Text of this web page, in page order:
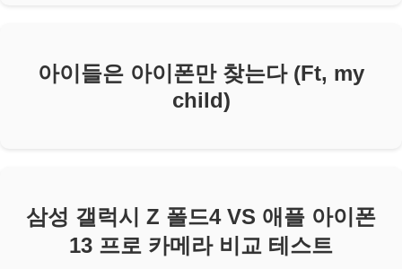
아이들은 아이폰만 찾는다 (Ft, my
child)
삼성 갤럭시 Z 폴드4 VS 애플 아이폰
13 프로 카메라 비교 테스트